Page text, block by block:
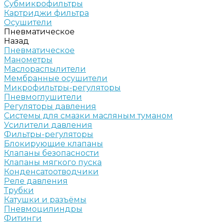
Субмикрофильтры
Картриджи фильтра
Осушители
Пневматическое
Назад
Пневматическое
Манометры
Маслораспылители
Мембранные осушители
Микрофильтры-регуляторы
Пневмоглушители
Регуляторы давления
Системы для смазки масляным туманом
Усилители давления
Фильтры-регуляторы
Блокирующие клапаны
Клапаны безопасности
Клапаны мягкого пуска
Конденсатоотводчики
Реле давления
Трубки
Катушки и разъёмы
Пневмоцилиндры
Фитинги